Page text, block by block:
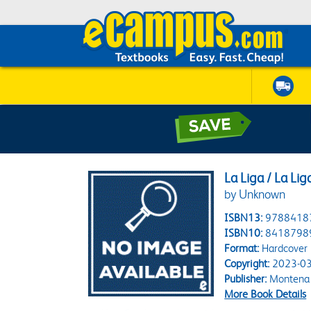
La Liga / La
by Unknown
ISBN13:
ISBN10:
Format:Hardcover
Copyright:2023-
Publisher:Montena
More Book Details